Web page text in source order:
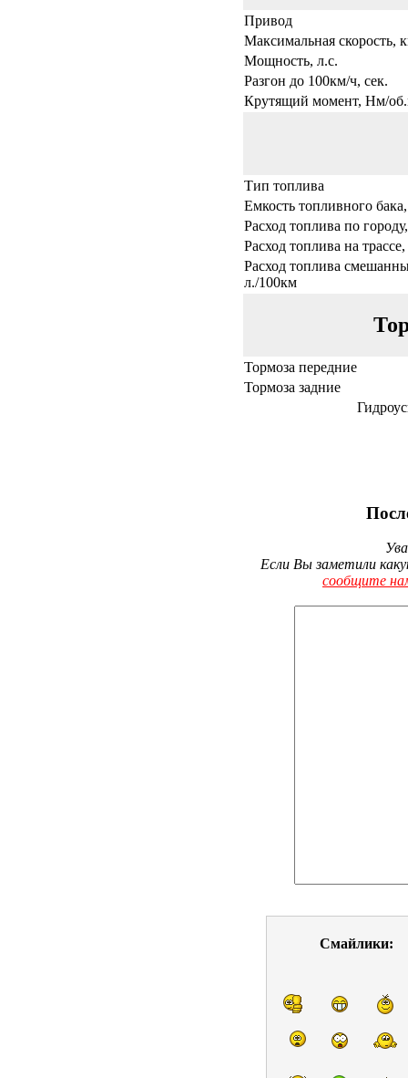
Привод
Максимальная скорость,
Мощность, л.с.
Разгон до 100км/ч, сек.
Крутящий момент, Нм/
Тип топлива
Емкость топливного
Расход топлива по
Расход топлива на
Расход топлива
л./100км
Тормоза передние
Тормоза задние
Если Вы заметили
сообщите
Смайлики: